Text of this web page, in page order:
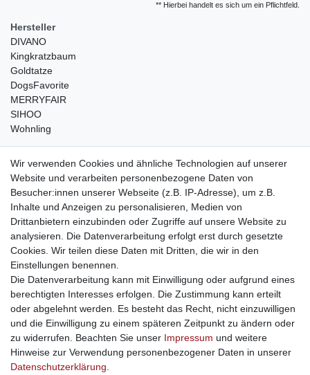
** Hierbei handelt es sich um ein Pflichtfeld.
Hersteller
DIVANO
Kingkratzbaum
Goldtatze
DogsFavorite
MERRYFAIR
SIHOO
Wohnling
weitere Shops
traumlampen- Lampen und Kronleuchter
kinderwagencenter- Exklusive und günstige Kinderwagen
gastrogeraete24- alles für Gastronomie und Imbiss
soziale Medien
Facebook
sicher einkaufen
Sichere Bestellung und Zahlung via SSL Verschlüsselung
Wir verwenden Cookies und ähnliche Technologien auf unserer
Website und verarbeiten personenbezogene Daten von
Besucher:innen unserer Webseite (z.B. IP-Adresse), um z.B.
Inhalte und Anzeigen zu personalisieren, Medien von
Drittanbietern einzubinden oder Zugriffe auf unsere Website zu
analysieren. Die Datenverarbeitung erfolgt erst durch gesetzte
Cookies. Wir teilen diese Daten mit Dritten, die wir in den
Einstellungen benennen.
Die Datenverarbeitung kann mit Einwilligung oder aufgrund eines
berechtigten Interesses erfolgen. Die Zustimmung kann erteilt
oder abgelehnt werden. Es besteht das Recht, nicht einzuwilligen
und die Einwilligung zu einem späteren Zeitpunkt zu ändern oder
zu widerrufen. Beachten Sie unser Impressum und weitere
Hinweise zur Verwendung personenbezogener Daten in unserer
Daten­schutz­erklärung